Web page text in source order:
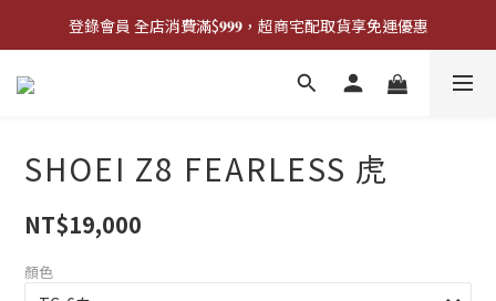
登錄會員 全店消費滿$𝟗𝟗𝟗，超商宅配取貨享免運優惠
登錄會員 全店消費滿$𝟗𝟗𝟗，超商宅配取貨享免運優惠
歡迎來門市試戴尺寸
登錄會員 全店消費滿$𝟗𝟗𝟗，超商宅配取貨享免運優惠
SHOEI Z8 FEARLESS 虎
NT$19,000
顏色